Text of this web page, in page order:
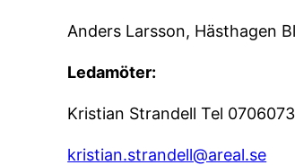
Anders Larsson, Hästhagen
Ledamöter:
Kristian Strandell Tel
kristian.strandell@areal.se